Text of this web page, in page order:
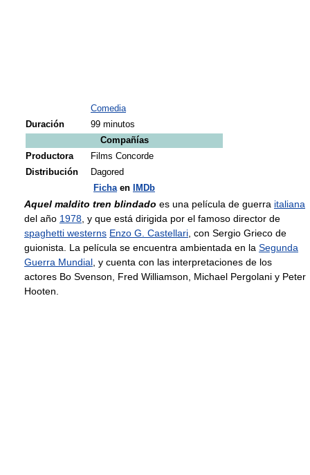
Comedia
Duración
99 minutos
Compañías
Productora
Films Concorde
Distribución
Dagored
Fichaen IMDb
Aquel maldito tren blindado es una película de guerra italiana
del año 1978 , y que está dirigida por el famoso director de
spaghetti westerns Enzo G. Castellari , con Sergio Grieco de
guionista. La película se encuentra ambientada en la Segunda
Guerra Mundial , y cuenta con las interpretaciones de los
actores Bo Svenson, Fred Williamson, Michael Pergolani y Peter
Hooten.